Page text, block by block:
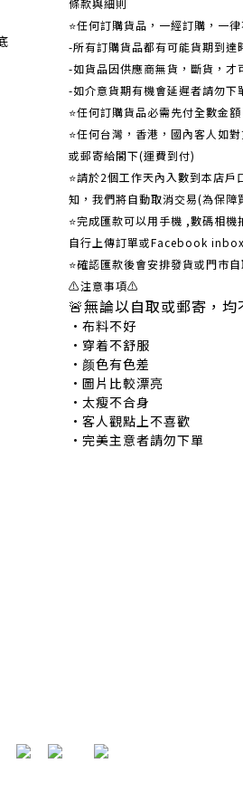
條款與細則
⭐任何訂購貨品，一經訂購，一
-所有訂購貨品都有可能貨期到達
-如貨品因供應商無貨，斷貨，才
-如介意貨期有機會延遲者請勿下
⭐任何訂購貨品必需先付全數金
⭐任何台灣，香港，國內客人如
或郵寄給閣下(運費到付)
​​⭐請於2個工作天內入數到本店
知，我們將自動取消交易(為保
⭐完成匯款可以用手機 ,數碼相
自行上傳訂單或Facebook
⭐確認匯款後會安排發貨或門市
⚠注意事項⚠
🚨無論以自取或郵寄，
•布料不好 •
•穿着不舒服 •
•颜色有色差 •
•圖片比較漂亮
•太瘦不合身 •不
•客人觀點上不喜歡
•完美主意者請勿下單